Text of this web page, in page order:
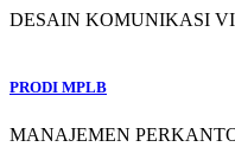
DESAIN KOMUNIKASI
PRODI MPLB
MANAJEMEN